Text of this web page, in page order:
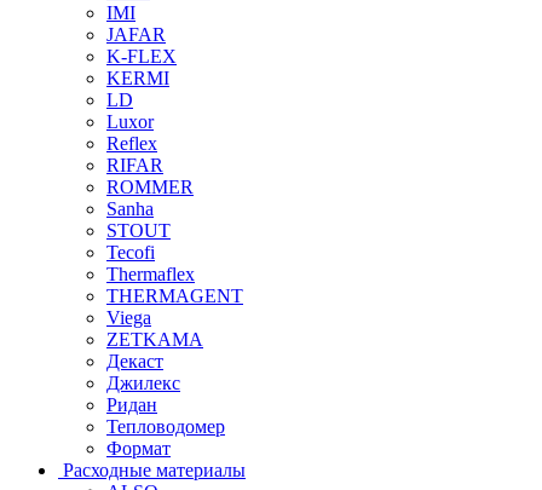
IMI
JAFAR
K-FLEX
KERMI
LD
Luxor
Reflex
RIFAR
ROMMER
Sanha
STOUT
Tecofi
Thermaflex
THERMAGENT
Viega
ZETKAMA
Декаст
Джилекс
Ридан
Тепловодомер
Формат
Расходные материалы